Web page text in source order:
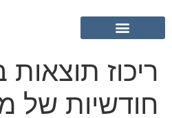
ריכוז תוצאות
חודשיות של